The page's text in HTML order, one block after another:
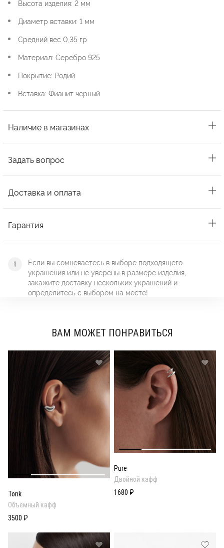
Высота изделия: 2 мм
Диаметр вставки: 1 мм
Средний вес 0,35 гр
Материал: Серебро 925
Покрытие: Родий
Вставка: Фианит черный
Наличие в магазинах
Задать вопрос
Доставка и оплата
Гарантия
Если вы сомневаетесь в выборе подходящего
украшения или не уверены в размере изделия,
закажите доставку нескольких украшений и
определитесь с выбором на месте!
ВАМ МОЖЕТ ПОНРАВИТЬСЯ
Tonk
Объёмный кафф
3500 ₽
Pure
Двойной кафф
1680 ₽